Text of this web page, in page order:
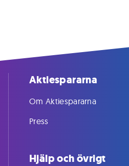
Aktiespararna
Om Aktiespararna
Press
Hjälp och övrigt